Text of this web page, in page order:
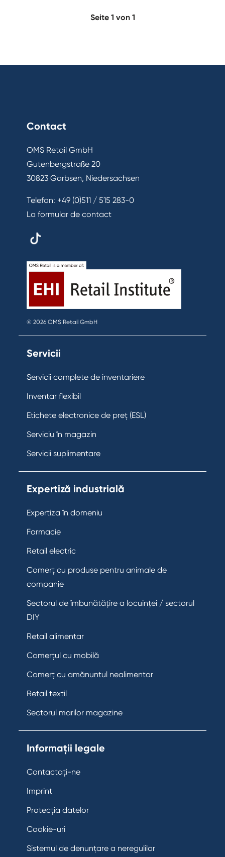
Seite 1 von 1
Contact
OMS Retail GmbH
Gutenbergstraße 20
30823 Garbsen, Niedersachsen
Telefon: +49 (0)511 / 515 283-0
La formular de contact
© 2026 OMS Retail GmbH
Servicii
Servicii complete de inventariere
Inventar flexibil
Etichete electronice de preț (ESL)
Serviciu în magazin
Servicii suplimentare
Expertiză industrială
Expertiza în domeniu
Farmacie
Retail electric
Comerț cu produse pentru animale de
companie
Sectorul de îmbunătățire a locuinței / sectorul
DIY
Retail alimentar
Comerțul cu mobilă
Comerț cu amănuntul nealimentar
Retail textil
Sectorul marilor magazine
Informații legale
Contactați-ne
Imprint
Protecția datelor
Cookie-uri
Sistemul de denunțare a neregulilor